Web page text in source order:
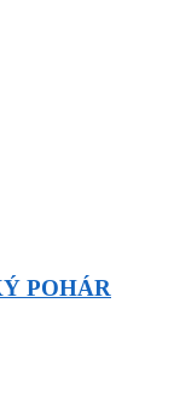
POHÁR